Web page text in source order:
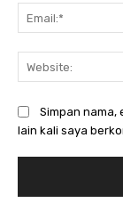
Simpan nama,
lain kali saya